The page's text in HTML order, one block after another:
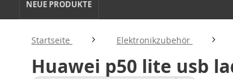
NEUE PRODUKTE
Startseite Elektronikzubehör
Huawei p50 lite usb